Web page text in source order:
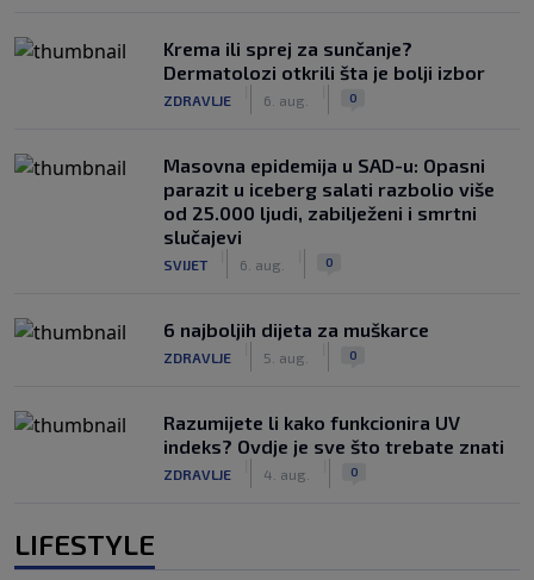
Krema ili sprej za sunčanje?
Dermatolozi otkrili šta je bolji izbor
ZDRAVLJE 6. aug. 0
Masovna epidemija u SAD-u: Opasni
parazit u iceberg salati razbolio više
od 25.000 ljudi, zabilježeni i smrtni
slučajevi
SVIJET 6. aug. 0
6 najboljih dijeta za muškarce
ZDRAVLJE 5. aug. 0
Razumijete li kako funkcionira UV
indeks? Ovdje je sve što trebate znati
ZDRAVLJE 4. aug. 0
LIFESTYLE